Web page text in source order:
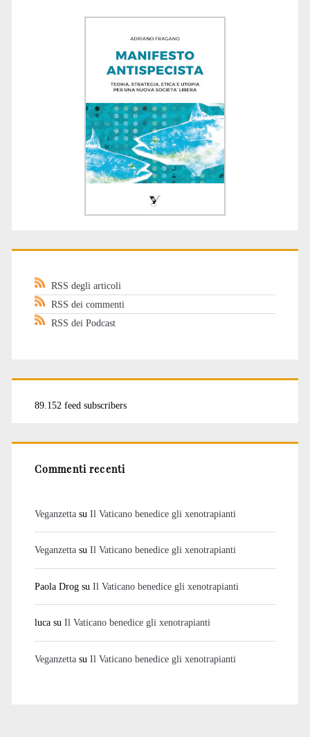
RSS degli articoli
RSS dei commenti
RSS dei Podcast
89.152 feed subscribers
Commenti recenti
Veganzettasu Il Vaticano benedice gli xenotrapianti
Veganzettasu Il Vaticano benedice gli xenotrapianti
Paola Drogsu Il Vaticano benedice gli xenotrapianti
lucasu Il Vaticano benedice gli xenotrapianti
Veganzettasu Il Vaticano benedice gli xenotrapianti